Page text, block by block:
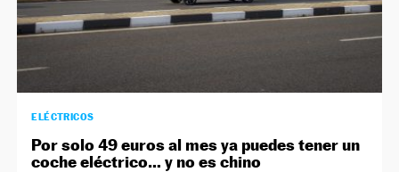
ELÉCTRICOS
Por solo 49 euros al mes ya puedes tener un
coche eléctrico… y no es chino